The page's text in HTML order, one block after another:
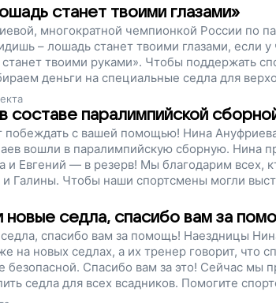
станет твоими глазами»
многократной чемпионкой России по
– лошадь станет твоими глазами, если у
твоими руками». Чтобы поддержать
деньги на специальные седла для
и доказывать, что человека нет преград,
составе паралимпийской
с вашей помощью! Нина
вошли в паралимпийскую сборную. Нина
и Евгений — в резерв! Мы благодарим всех,
Галины. Чтобы наши спортсмены могли
им нужна помощь. Сейчас нужно
Например, чтобы оплатить следующее
7058 рублей. Помогите нашим
новые седла, спасибо вам за
спасибо вам за помощь! Наездницы
на новых седлах, а их тренер говорит, что
безопасной. Спасибо вам за это! Сейчас мы
седла для всех всадников. Помогите
побеждать и жить, поддержите наш проект!